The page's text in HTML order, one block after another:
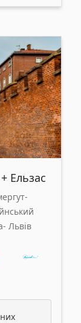
Ельзас
Львів